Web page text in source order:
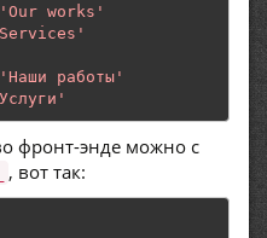
'Our works'
'Наши работы'
фронт-энде можно с
, вот так: